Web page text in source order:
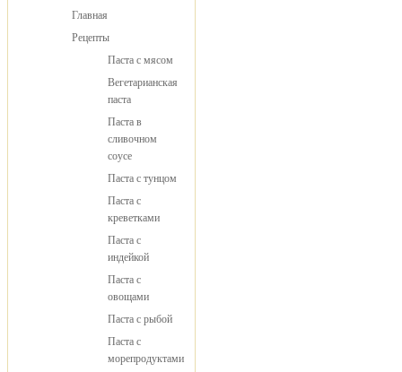
Главная
Рецепты
Паста с мясом
Вегетарианская
паста
Паста в
сливочном
соусе
Паста с тунцом
Паста с
креветками
Паста с
индейкой
Паста с
овощами
Паста с рыбой
Паста с
морепродуктами